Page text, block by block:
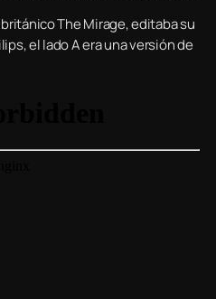
The Mirage, editaba su
el lado A era una versión de